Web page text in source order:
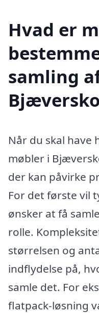
Hvad er
samling
Når du skal have
møbler i
der kan påvirke
For det første vil
ønsker at få
rolle.
størrelsen og
indflydelse på,
samle det. For
flatpack-løsning